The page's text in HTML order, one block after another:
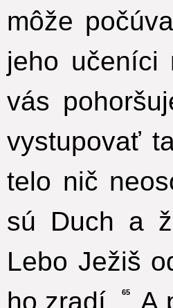
môže
jeho učeníci
vás
vystupovať
telo nič
sú Duch a
Lebo Ježiš
ho zradí.
65
A